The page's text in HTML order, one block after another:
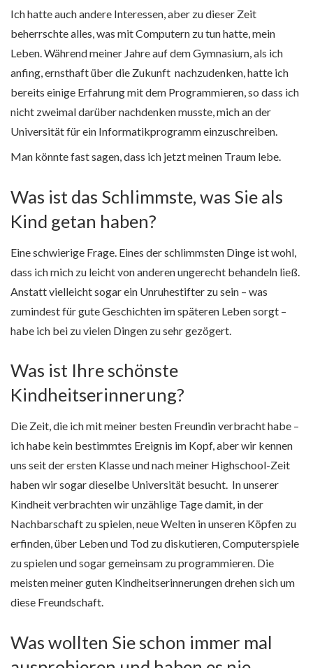
Ich hatte auch andere Interessen, aber zu dieser Zeit
beherrschte alles, was mit Computern zu tun hatte, mein
Leben. Während meiner Jahre auf dem Gymnasium, als ich
anfing, ernsthaft über die Zukunft nachzudenken, hatte ich
bereits einige Erfahrung mit dem Programmieren, so dass ich
nicht zweimal darüber nachdenken musste, mich an der
Universität für ein Informatikprogramm einzuschreiben.
Man könnte fast sagen, dass ich jetzt meinen Traum lebe.
Was ist das Schlimmste, was Sie als
Kind getan haben?
Eine schwierige Frage. Eines der schlimmsten Dinge ist wohl,
dass ich mich zu leicht von anderen ungerecht behandeln ließ.
Anstatt vielleicht sogar ein Unruhestifter zu sein – was
zumindest für gute Geschichten im späteren Leben sorgt –
habe ich bei zu vielen Dingen zu sehr gezögert.
Was ist Ihre schönste
Kindheitserinnerung?
Die Zeit, die ich mit meiner besten Freundin verbracht habe –
ich habe kein bestimmtes Ereignis im Kopf, aber wir kennen
uns seit der ersten Klasse und nach meiner Highschool-Zeit
haben wir sogar dieselbe Universität besucht. In unserer
Kindheit verbrachten wir unzählige Tage damit, in der
Nachbarschaft zu spielen, neue Welten in unseren Köpfen zu
erfinden, über Leben und Tod zu diskutieren, Computerspiele
zu spielen und sogar gemeinsam zu programmieren. Die
meisten meiner guten Kindheitserinnerungen drehen sich um
diese Freundschaft.
Was wollten Sie schon immer mal